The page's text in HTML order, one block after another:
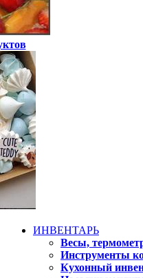
ИНВЕНТАРЬ
Весы,
Инструменты
Кухонный